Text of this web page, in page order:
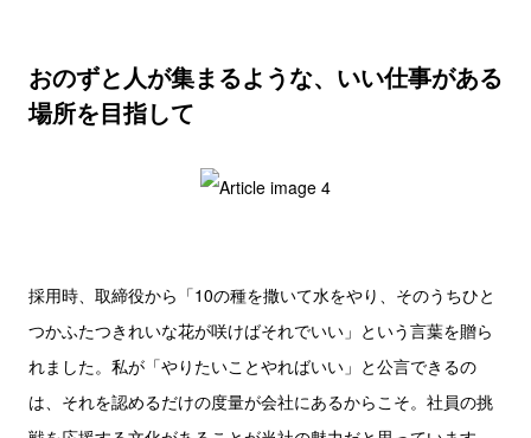
おのずと人が集まるような、いい仕事がある
場所を目指して
採用時、取締役から「10の種を撒いて水をやり、そのうちひと
つかふたつきれいな花が咲けばそれでいい」という言葉を贈ら
れました。私が「やりたいことやればいい」と公言できるの
は、それを認めるだけの度量が会社にあるからこそ。社員の挑